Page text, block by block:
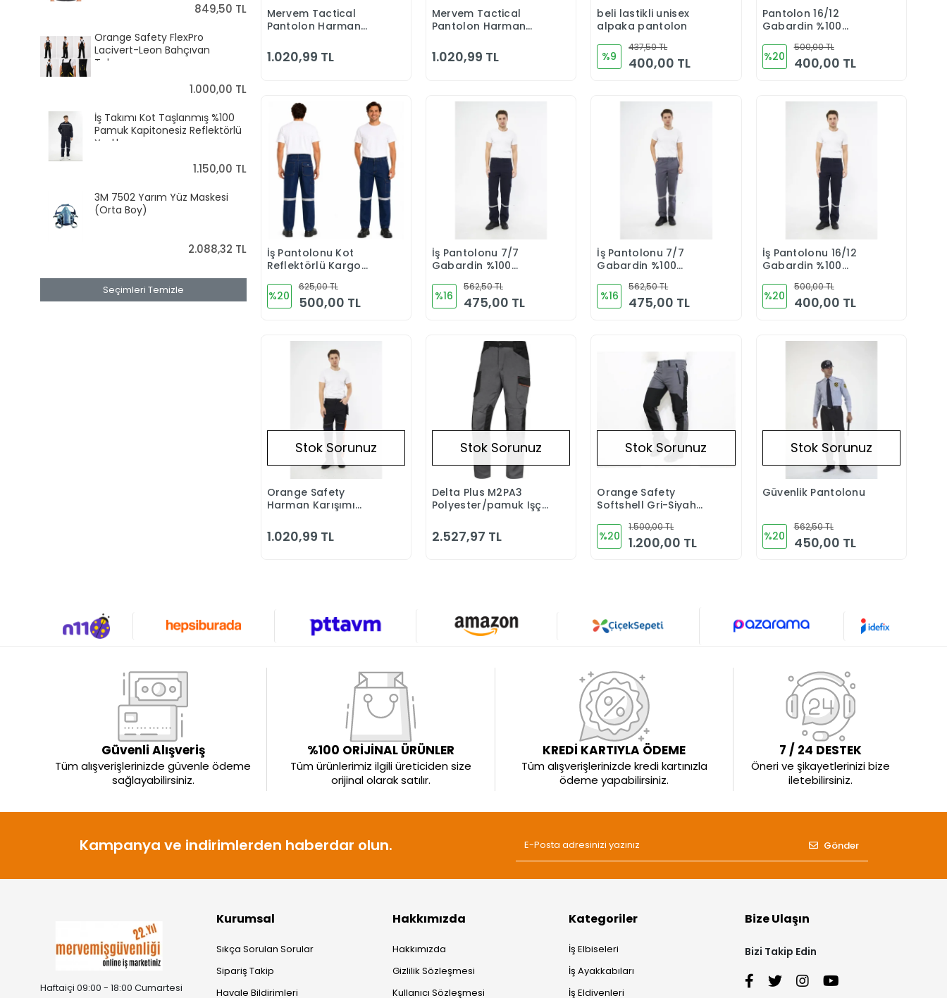
849,50 TL
Orange Safety FlexPro
Lacivert-Leon Bahçıvan
Tulumu
1.000,00 TL
İş Takımı Kot Taşlanmış %100
Pamuk Kapitonesiz Reflektörlü
Yazlık
1.150,00 TL
3M 7502 Yarım Yüz Maskesi
(Orta Boy)
2.088,32 TL
Seçimleri Temizle
Sepete Ekle
Mervem Tactical
Pantolon Harman
1.020,99 TL
Sepete Ekle
Mervem Tactical
Pantolon Harman
1.020,99 TL
Sepete Ekle
beli lastikli unisex
alpaka pantolon
%9
437,50 TL
400,00 TL
Sepete Ekle
Pantolon 16/12
Gabardin %100
Kargo Cepli Gri Yazlık
%20
500,00 TL
400,00 TL
Sepete Ekle
İş Pantolonu Kot
Reflektörlü Kargo
%20
625,00 TL
500,00 TL
Sepete Ekle
İş Pantolonu 7/7
Gabardin %100
Kargo Cepli
%16
562,50 TL
475,00 TL
Sepete Ekle
İş Pantolonu 7/7
Gabardin %100
Kışlık
%16
562,50 TL
475,00 TL
Sepete Ekle
İş Pantolonu 16/12
Gabardin %100
Kargo Cepli
%20
500,00 TL
400,00 TL
Stokta Yok
Stok Sorunuz
Orange Safety
Harman Karışımı
Pantolon
1.020,99 TL
Stokta Yok
Stok Sorunuz
Delta Plus M2PA3
Polyester/pamuk Işçi
2.527,97 TL
Stokta Yok
Stok Sorunuz
Orange Safety
Softshell Gri-Siyah
%20
1.500,00 TL
1.200,00 TL
Stokta Yok
Stok Sorunuz
Güvenlik Pantolonu
%20
562,50 TL
450,00 TL
Güvenli Alışveriş
Tüm alışverişlerinizde güvenle ödeme
sağlayabilirsiniz.
%100 ORİJİNAL ÜRÜNLER
Tüm ürünlerimiz ilgili üreticiden size
orijinal olarak satılır.
KREDİ KARTIYLA ÖDEME
Tüm alışverişlerinizde kredi kartınızla
ödeme yapabilirsiniz.
7 / 24 DESTEK
Öneri ve şikayetlerinizi bize
iletebilirsiniz.
Kampanya ve indirimlerden haberdar olun. Gönder
Haftaiçi 09:00 - 18:00 Cumartesi
Kurumsal
Sıkça Sorulan Sorular
Sipariş Takip
Havale Bildirimleri
Hakkımızda
Hakkımızda
Gizlilik Sözleşmesi
Kullanıcı Sözleşmesi
Kategoriler
İş Elbiseleri
İş Ayakkabıları
İş Eldivenleri
Bize Ulaşın
Bizi Takip Edin